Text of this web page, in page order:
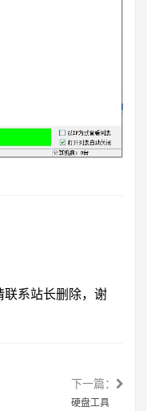
联系站长删除，谢
下一篇：
硬盘工具